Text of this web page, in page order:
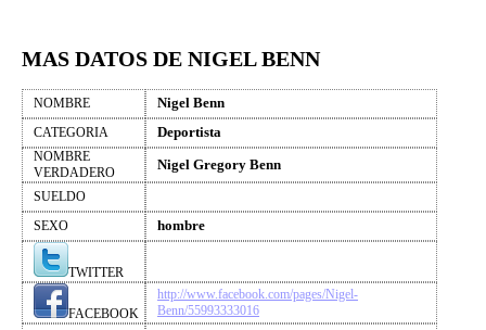
MAS DATOS DE NIGEL BENN
NOMBRE Nigel Benn
CATEGORIA Deportista
NOMBRE
VERDADERO
Nigel Gregory Benn
SUELDO
SEXO
hombre
TWITTER
FACEBOOK
http://www.facebook.com/pages/Nigel-
Benn/55993333016